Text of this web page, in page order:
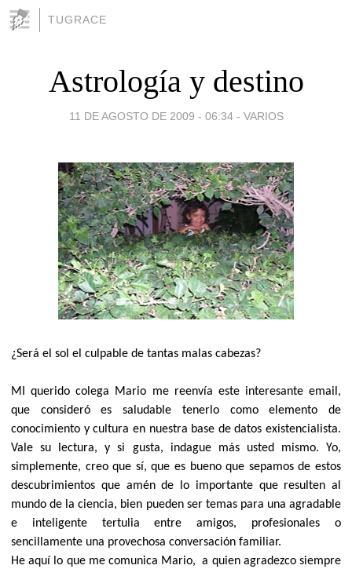
TUGRACE
Astrología y destino
11 DE AGOSTO DE 2009 - 06:34 - VARIOS
¿Será el sol el culpable de tantas malas cabezas?
MI querido colega Mario me reenvía este interesante email,
que consideró es saludable tenerlo como elemento de
conocimiento y cultura en nuestra base de datos existencialista.
Vale su lectura, y si gusta, indague más usted mismo. Yo,
simplemente, creo que sí, que es bueno que sepamos de estos
descubrimientos que amén de lo importante que resulten al
mundo de la ciencia, bien pueden ser temas para una agradable
e inteligente tertulia entre amigos, profesionales o
sencillamente una provechosa conversación familiar.
He aquí lo que me comunica Mario, a quien agradezco siempre